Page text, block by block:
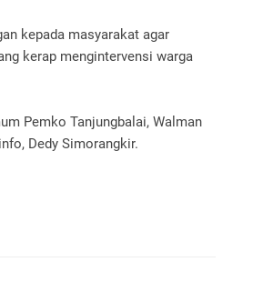
kepada masyarakat agar
kerap mengintervensi warga
Pemko Tanjungbalai, Walman
Dedy Simorangkir.